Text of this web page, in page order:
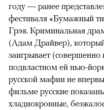
году — ранее
фестиваля «Бумажный
Грэя. Криминальная
(Адам Драйвер),
заигрывает
подвластном ей нью-
русской мафии не
фильме русские
хладнокровные,